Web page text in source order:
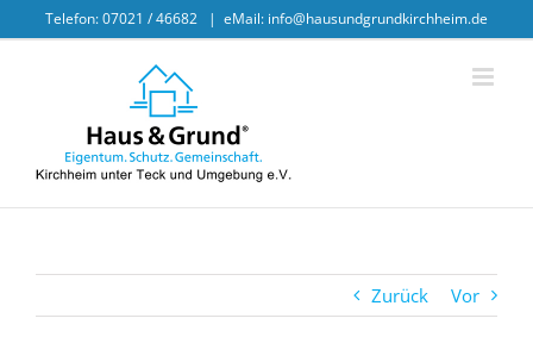
to
Telefon: 07021 / 46682 | eMail: info@hausundgrundkirchheim.de
Zurück Vor